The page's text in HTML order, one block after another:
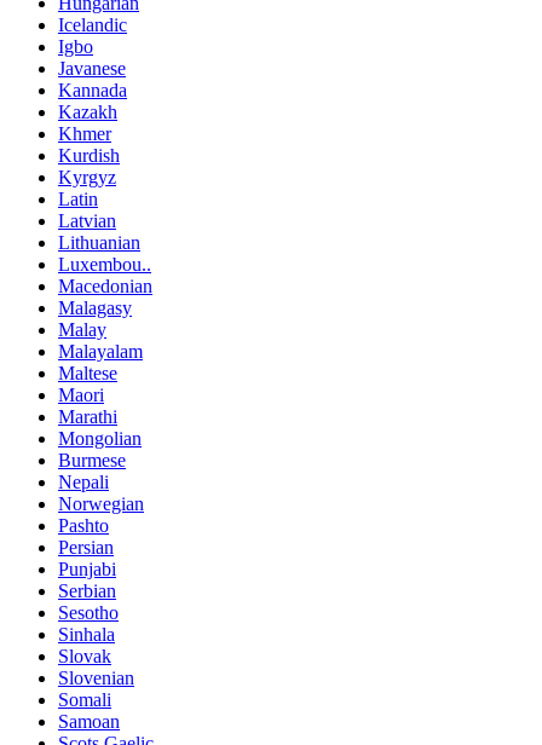
Icelandic
Igbo
Javanese
Kannada
Kazakh
Khmer
Kurdish
Kyrgyz
Latin
Latvian
Lithuanian
Luxembou..
Macedonian
Malagasy
Malay
Malayalam
Maltese
Maori
Marathi
Mongolian
Burmese
Nepali
Norwegian
Pashto
Persian
Punjabi
Serbian
Sesotho
Sinhala
Slovak
Slovenian
Somali
Samoan